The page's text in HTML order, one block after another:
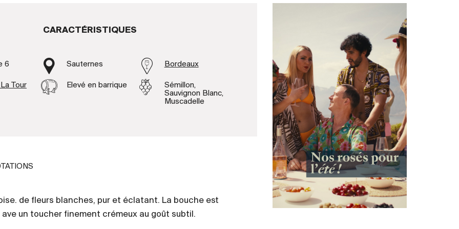
CARACTÉRISTIQUES
6 Sauternes Bordeaux
Tour
Elevé en barrique
Sémillon,
Sauvignon Blanc,
Muscadelle
de fleurs blanches, pur et éclatant. La bouche est
un toucher finement crémeux au goût subtil.